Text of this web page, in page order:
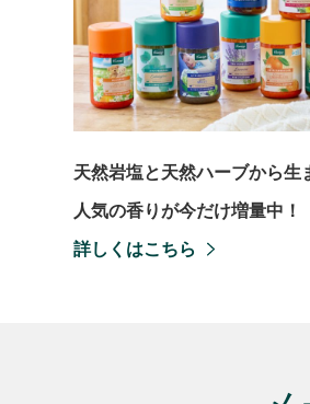
天然岩塩と天然ハーブから生
人気の香りが今だけ増量中！
詳しくはこちら